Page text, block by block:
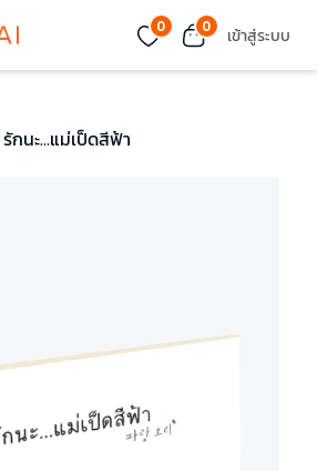
0 0 เข้าสู่ระบบ
รักนะ...แม่เป็ดสีฟ้า